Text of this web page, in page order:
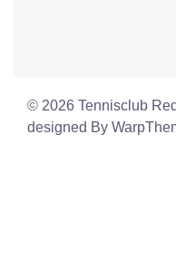
© 2026 Tennisclub
designed By